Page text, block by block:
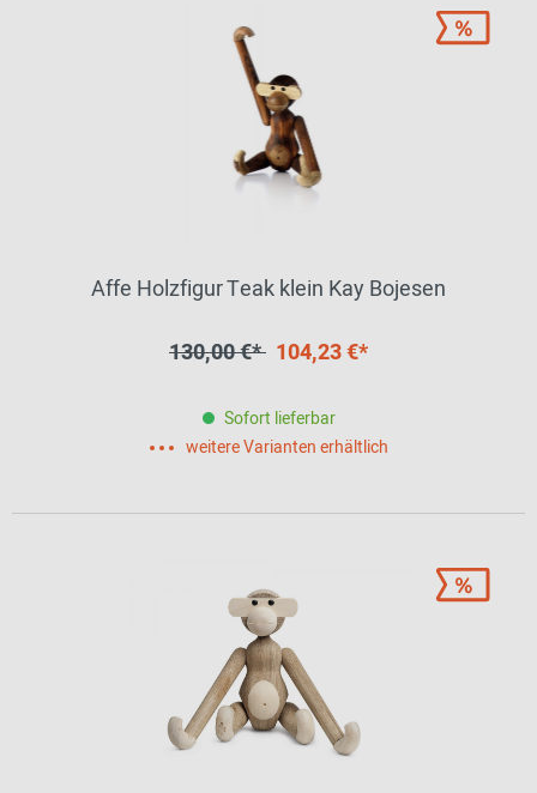
Affe Holzfigur Teak klein Kay Bojesen
130,00 €* 104,23 €*
Sofort lieferbar
weitere Varianten erhältlich